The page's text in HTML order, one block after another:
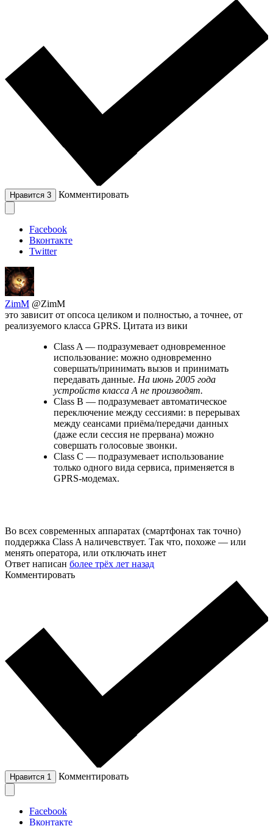
Нравится 3 Комментировать
Facebook
Вконтакте
Twitter
ZimM @ZimM
это зависит от опсоса целиком и полностью, а точнее, от
реализуемого класса GPRS. Цитата из вики
Class A — подразумевает одновременное
использование: можно одновременно
совершать/принимать вызов и принимать
передавать данные. На июнь 2005 года
устройств класса А не производят.
Class B — подразумевает автоматическое
переключение между сессиями: в перерывах
между сеансами приёма/передачи данных
(даже если сессия не прервана) можно
совершать голосовые звонки.
Class C — подразумевает использование
только одного вида сервиса, применяется в
GPRS-модемах.
Во всех современных аппаратах (смартфонах так точно)
поддержка Class A наличевствует. Так что, похоже — или
менять оператора, или отключать инет
Ответ написан более трёх лет назад
Комментировать
Нравится 1 Комментировать
Facebook
Вконтакте